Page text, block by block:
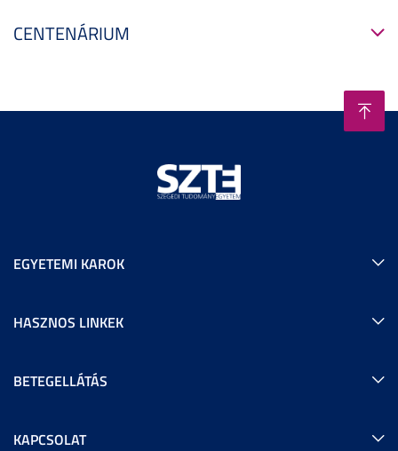
CENTENÁRIUM
EGYETEMI KAROK
HASZNOS LINKEK
BETEGELLÁTÁS
KAPCSOLAT